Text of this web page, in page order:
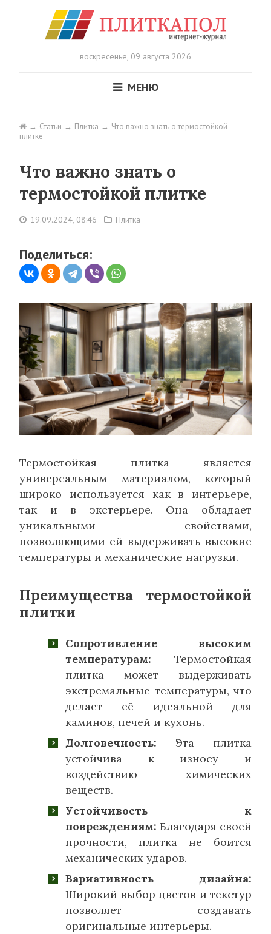
воскресенье, 09 августа 2026
МЕНЮ
Статьи Плитка
Что важно знать о термостойкой
плитке
Что важно знать о
термостойкой плитке
19.09.2024, 08:46 Плитка
Поделиться:
Термостойкая плитка является
универсальным материалом, который
широко используется как в интерьере,
так и в экстерьере. Она обладает
уникальными свойствами,
позволяющими ей выдерживать высокие
температуры и механические нагрузки.
Преимущества термостойкой
плитки
Сопротивление высоким
температурам: Термостойкая
плитка может выдерживать
экстремальные температуры, что
делает её идеальной для
каминов, печей и кухонь.
Долговечность: Эта плитка
устойчива к износу и
воздействию химических
веществ.
Устойчивость к
повреждениям: Благодаря своей
прочности, плитка не боится
механических ударов.
Вариативность дизайна:
Широкий выбор цветов и текстур
позволяет создавать
оригинальные интерьеры.